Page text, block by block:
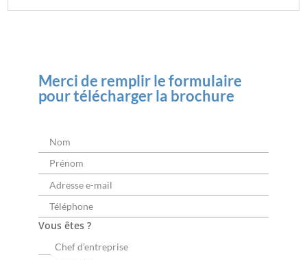
Merci de remplir le formulaire
pour télécharger la brochure
Vous êtes ?
Chef d’entreprise